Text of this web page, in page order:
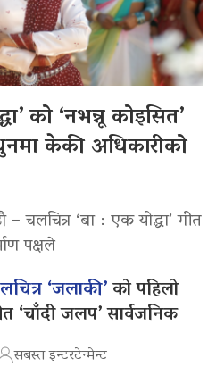
को ‘नभन्नू कोइसित’
केकी अधिकारीको
चलचित्र ‘बा : एक योद्धा’ गीत
पक्षले
‘जलाकी’को पहिलो
‘चाँदी जलप’ सार्वजनिक
सबस्त इन्टरटेन्मेन्ट